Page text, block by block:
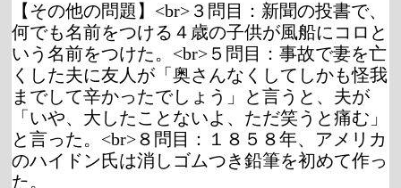
【その他の問題】<br>３問目：新聞の投書で、
何でも名前をつける４歳の子供が風船にコロと
いう名前をつけた。<br>５問目：事故で妻を亡
くした夫に友人が「奥さんなくしてしかも怪我
までして辛かったでしょう」と言うと、夫が
「いや、大したことないよ、ただ笑うと痛む」
と言った。<br>８問目：１８５８年、アメリカ
のハイドン氏は消しゴムつき鉛筆を初めて作っ
た。